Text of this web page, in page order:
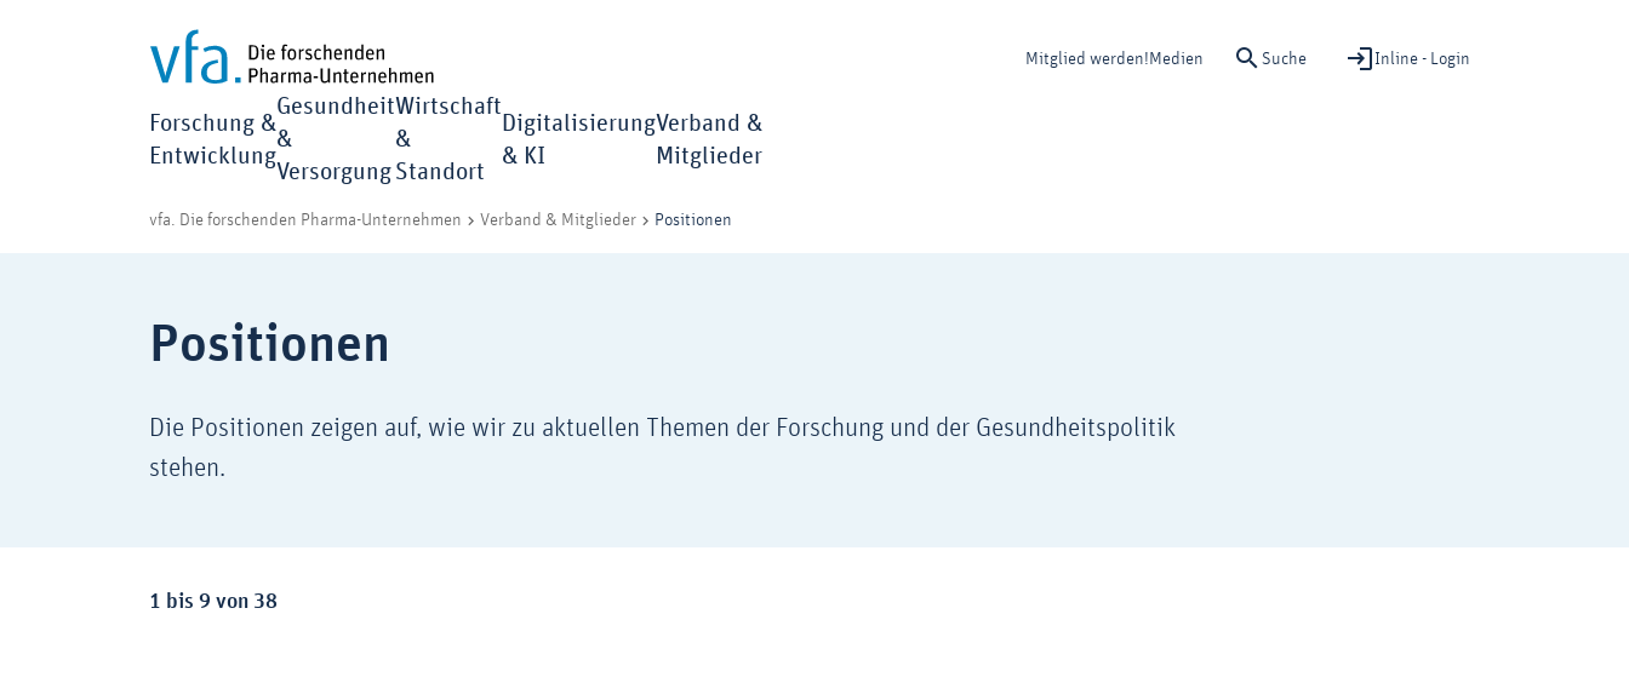
Mitglied werden! Medien Suche Inline - Login
Forschung &
Entwicklung
Gesundheit
&
Versorgung
Wirtschaft
&
Standort
Digitalisierung
& KI
Verband &
Mitglieder
vfa. Die forschenden Pharma-Unternehmen Verband & Mitglieder Positionen
Positionen
Die Positionen zeigen auf, wie wir zu aktuellen Themen der Forschung und der Gesundheitspolitik
stehen.
Ergebnisse:
1 bis 9 von 38